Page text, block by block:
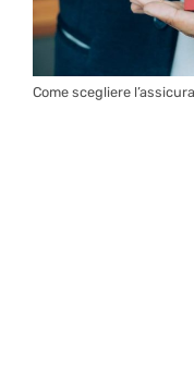
Come scegliere